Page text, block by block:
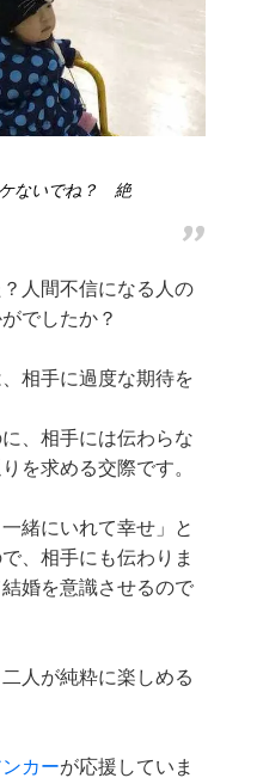
ないでね？ 絶
人間不信になる人の
でしたか？
相手に過度な期待を
、相手には伝わらな
を求める交際です。
緒にいれて幸せ」と
、相手にも伝わりま
婚を意識させるので
人が純粋に楽しめる
カーが応援していま